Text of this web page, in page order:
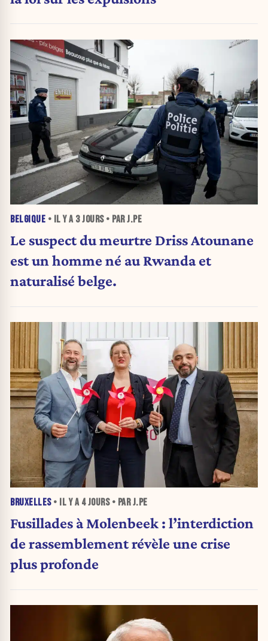
BELGIQUE • IL Y A 3 JOURS• PAR J.PE
Le suspect du meurtre Driss Atounane
est un homme né au Rwanda et
naturalisé belge.
BRUXELLES• IL Y A 4 JOURS• PAR J.PE
Fusillades à Molenbeek : l’interdiction
de rassemblement révèle une crise
plus profonde